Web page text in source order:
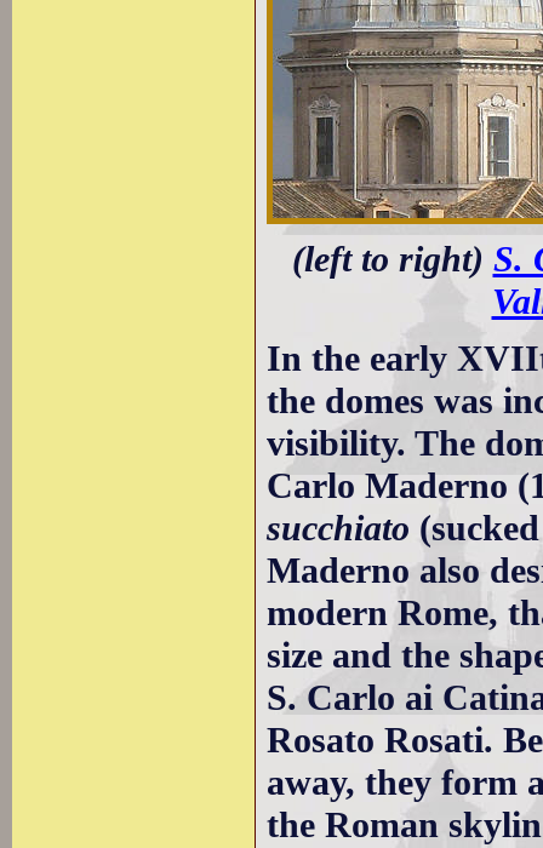
(left to right) S.
In the early
the domes was
visibility. The
Carlo Maderno
succhiato
Maderno also
modern Rome,
size and the
S. Carlo ai
Rosato Rosati.
away, they form
the Roman